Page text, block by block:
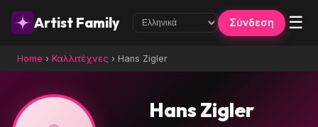
Artist Family Σύνδεση ☰
Home › Καλλιτέχνες › Hans Zigler
Hans Zigler